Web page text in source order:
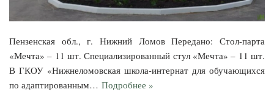
Пензенская обл., г. Нижний Ломов Передано: Стол-парта
«Мечта» – 11 шт. Специализированный стул «Мечта» – 11 шт.
В ГКОУ «Нижнеломовская школа-интернат для обучающихся
по адаптированным… Подробнее »